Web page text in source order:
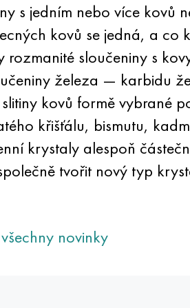
s jedním nebo více
kovů se jedná, a co
rozmanité sloučeniny s
železa — karbidu
kovů formě vybrané
křišťálu, bismutu,
krystaly alespoň
tvořit nový typ
novinky